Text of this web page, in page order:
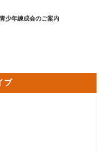
少年練成会のご案内
ブ